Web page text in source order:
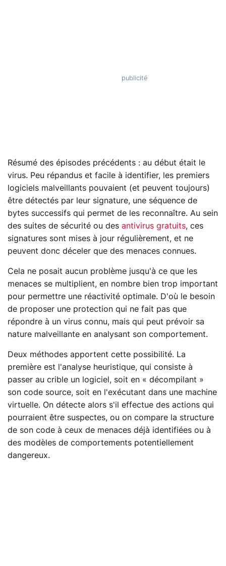
Résumé des épisodes précédents : au début était le
virus. Peu répandus et facile à identifier, les premiers
logiciels malveillants pouvaient (et peuvent toujours)
être détectés par leur signature, une séquence de
bytes successifs qui permet de les reconnaître. Au sein
des suites de sécurité ou des antivirus gratuits, ces
signatures sont mises à jour régulièrement, et ne
peuvent donc déceler que des menaces connues.
Cela ne posait aucun problème jusqu'à ce que les
menaces se multiplient, en nombre bien trop important
pour permettre une réactivité optimale. D'où le besoin
de proposer une protection qui ne fait pas que
répondre à un virus connu, mais qui peut prévoir sa
nature malveillante en analysant son comportement.
Deux méthodes apportent cette possibilité. La
première est l'analyse heuristique, qui consiste à
passer au crible un logiciel, soit en « décompilant »
son code source, soit en l'exécutant dans une machine
virtuelle. On détecte alors s'il effectue des actions qui
pourraient être suspectes, ou on compare la structure
de son code à ceux de menaces déjà identifiées ou à
des modèles de comportements potentiellement
dangereux.